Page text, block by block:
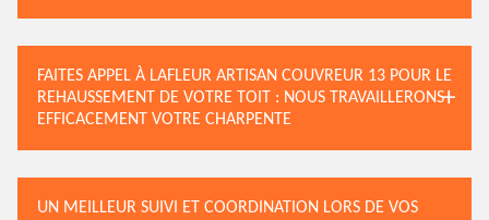
FAITES APPEL À LAFLEUR ARTISAN COUVREUR 13 POUR LE
REHAUSSEMENT DE VOTRE TOIT : NOUS TRAVAILLERONS
EFFICACEMENT VOTRE CHARPENTE
UN MEILLEUR SUIVI ET COORDINATION LORS DE VOS